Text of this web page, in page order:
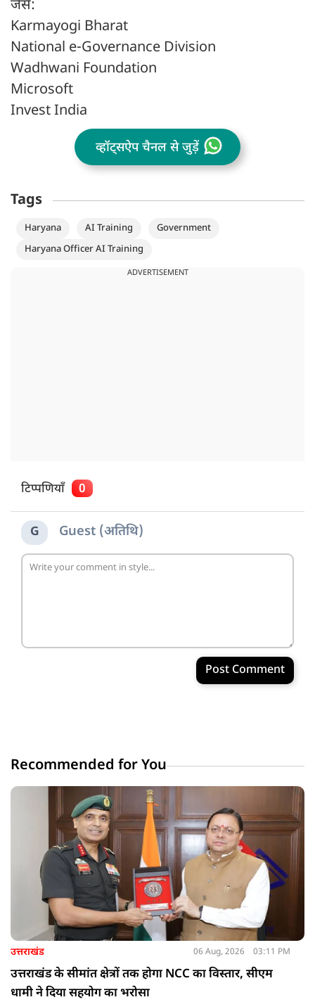
जैसे:
Karmayogi Bharat
National e-Governance Division
Wadhwani Foundation
Microsoft
Invest India
व्हॉट्सऐप चैनल से जुड़ें
Tags
Haryana AI Training
Government
Haryana Officer AI Training
ADVERTISEMENT
टिप्पणियाँ 0
G Guest (अतिथि)
Post Comment
Recommended for You
उत्तराखंड 06 Aug, 2026 03:11 PM
उत्तराखंड के सीमांत क्षेत्रों तक होगा NCC का विस्तार, सीएम
धामी ने दिया सहयोग का भरोसा